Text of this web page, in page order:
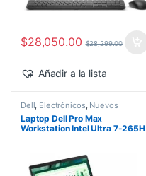
$28,050.00 $28,299.00
Añadir a la lista
Dell, Electrónicos, Nuevos
Productos
Laptop Dell Pro Max
Workstation Intel Ultra 7-265H